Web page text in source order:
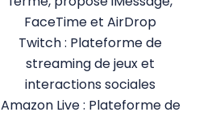
FaceTime et AirDrop
Twitch : Plateforme de
streaming de jeux et
interactions sociales
Amazon Live : Plateforme de